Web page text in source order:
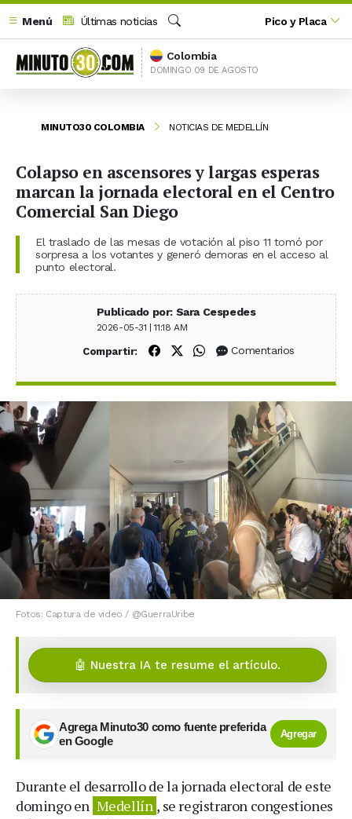
Menú
Últimas noticias
Buscar
Pico y Placa
Colombia
DOMINGO 09 DE AGOSTO
MINUTO30 COLOMBIA NOTICIAS DE MEDELLÍN
Colapso en ascensores y largas esperas
marcan la jornada electoral en el Centro
Comercial San Diego
El traslado de las mesas de votación al piso 11 tomó por
sorpresa a los votantes y generó demoras en el acceso al
punto electoral.
Publicado por: Sara Cespedes
2026-05-31 | 11:18 AM
Compartir: Compartir en Facebook
Compartir en X (Twitter)
Compartir en WhatsApp
Comentarios
Fotos: Captura de video / @GuerraUribe
🤖 Nuestra IA te resume el artículo.
Agrega Minuto30 como fuente preferida
en Google
Agregar
Durante el desarrollo de la jornada electoral de este
domingo en Medellín , se registraron congestiones